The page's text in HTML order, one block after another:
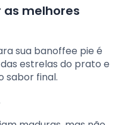
as melhores
sua banoffee pie é
estrelas do prato e
sabor final.